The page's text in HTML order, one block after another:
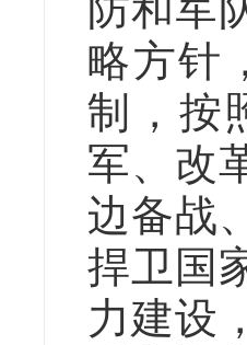
略方针
制，按
军、改
边备战
捍卫国
力建设